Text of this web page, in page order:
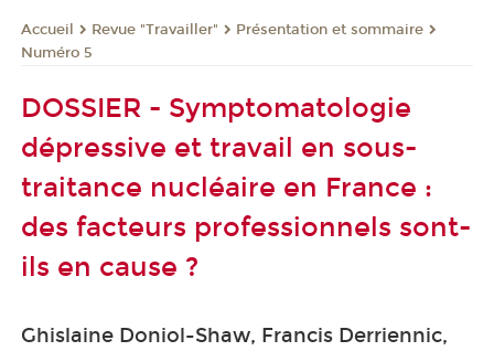
Accueil Revue "Travailler"
Présentation et sommaire
Numéro 5
DOSSIER - Symptomatologie
dépressive et travail en sous-
traitance nucléaire en France :
des facteurs professionnels sont-
ils en cause ?
Ghislaine Doniol-Shaw, Francis Derriennic,